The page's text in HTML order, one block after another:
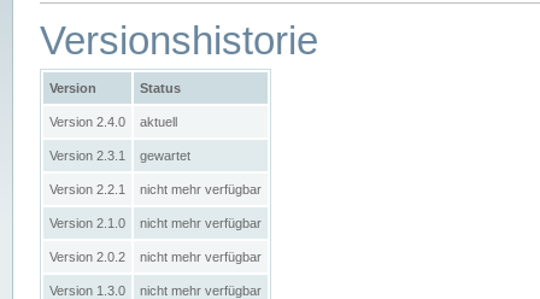
Versionshistorie
Version Status
Version 2.4.0 aktuell
Version 2.3.1 gewartet
Version 2.2.1 nicht mehr verfügbar
Version 2.1.0 nicht mehr verfügbar
Version 2.0.2 nicht mehr verfügbar
Version 1.3.0 nicht mehr verfügbar